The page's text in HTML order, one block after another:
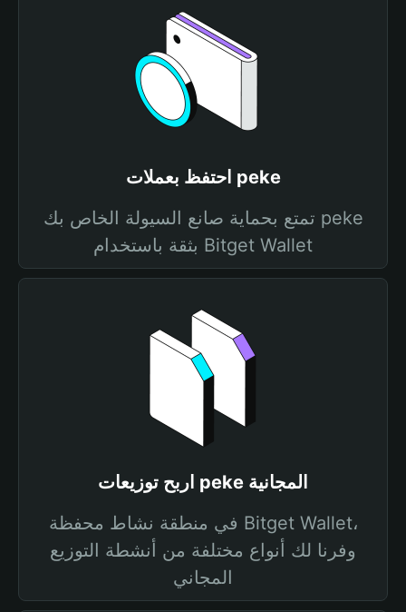
احتفظ بعملات peke
تمتع بحماية صانع السيولة الخاص بك peke
بثقة باستخدام Bitget Wallet
اربح توزيعات peke المجانية
في منطقة نشاط محفظة Bitget Wallet،
وفرنا لك أنواع مختلفة من أنشطة التوزيع
المجاني